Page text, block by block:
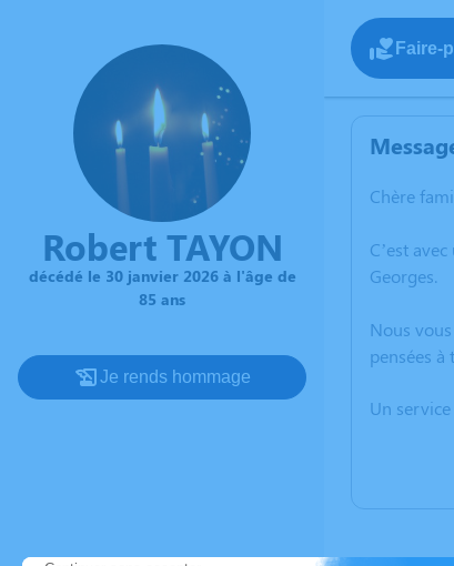
Robert TAYON
décédé le 30 janvier 2026 à l'âge de
85 ans
Je rends hommage
Faire-
Chère
C’est
Georges.
Nous
pensées
Un